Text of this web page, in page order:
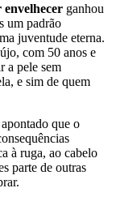
envelhecer ganhou
um padrão
juventude eterna.
com 50 anos e
a pele sem
e sim de quem
que o
à ruga, ao cabelo
parte de outras